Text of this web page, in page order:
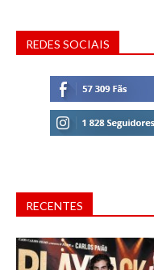
REDES SOCIAIS
RECENTES